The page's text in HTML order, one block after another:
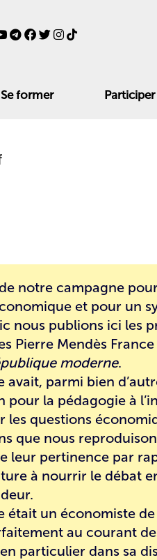
Se former Participer
notre campagne
et pour un
nous publions ici les
Pierre Mendès
moderne.
avait, parmi bien
pour la pédagogie à
les questions
que nous
leur pertinence par
à nourrir le débat
était un économiste
au courant
particulier dans sa